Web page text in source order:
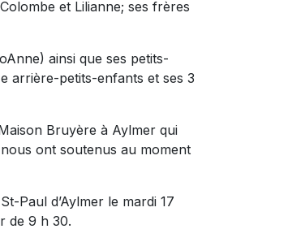
et Lilianne; ses frères
ainsi que ses petits-
arrière-petits-enfants et ses 3
Bruyère à Aylmer qui
ont soutenus au moment
Paul d’Aylmer le mardi 17
de 9 h 30.